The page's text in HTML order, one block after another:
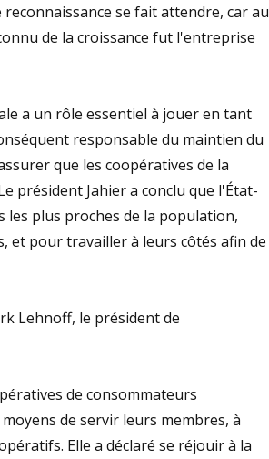
se fait attendre, car au
de la croissance fut l'entreprise
a un rôle essentiel à jouer en tant
responsable du maintien du
que les coopératives de la
président Jahier a conclu que l'État-
les plus proches de la population,
et pour travailler à leurs côtés afin de
Lehnoff, le président de
de consommateurs
de servir leurs membres, à
Elle a déclaré se réjouir à la